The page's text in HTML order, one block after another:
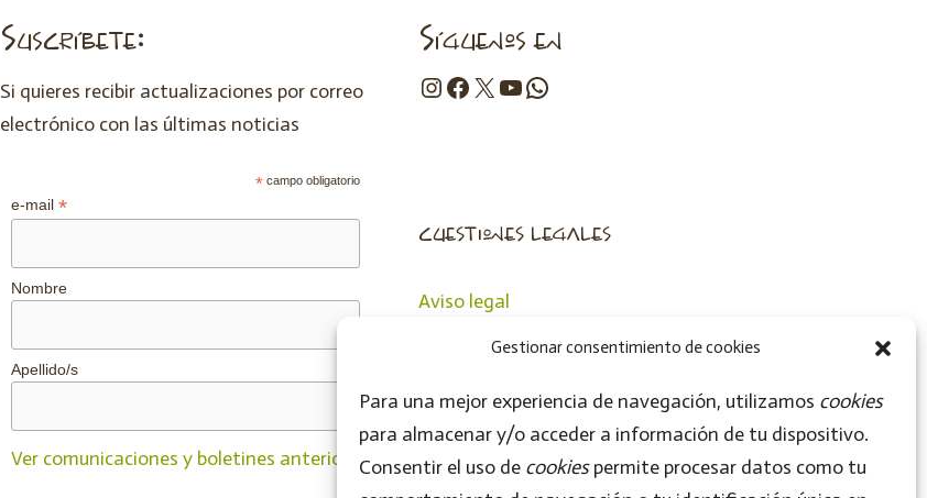
Gestionar consentimiento de cookies
Para una mejor experiencia de navegación, utilizamos cookies
para almacenar y/o acceder a información de tu dispositivo.
Consentir el uso de cookiespermite procesar datos como tu
Suscríbete:
Si quieres recibir actualizaciones por correo
electrónico con las últimas noticias
*campo obligatorio
e-mail*
Nombre
Apellido/s
Ver comunicaciones y boletines anteriores.
Síguenos en
cuestiones legales
Aviso legal